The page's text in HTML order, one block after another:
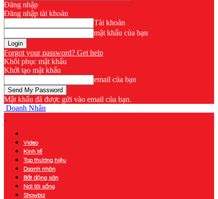
Đăng nhập
Đăng nhập tài khoản
Tài khoản
mật khẩu của bạn
Forgot your password? Get help
Khôi phục mật khẩu
Khởi tạo mật khẩu
email của bạn
Mật khẩu đã được gửi vào email của bạn.
Doanh Nhân
Video
Kinh tế
Top thương hiệu
Doanh nhân
Bất động sản
Nơi tôi sống
Showbiz